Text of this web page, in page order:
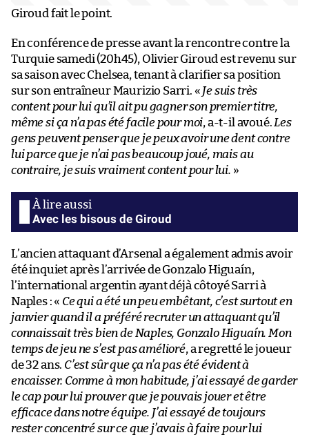
Giroud fait le point.
En conférence de presse avant la rencontre contre la
Turquie samedi (20h45), Olivier Giroud est revenu sur
sa saison avec Chelsea, tenant à clarifier sa position
sur son entraîneur Maurizio Sarri. « Je suis très
content pour lui qu’il ait pu gagner son premier titre,
même si ça n’a pas été facile pour moi, a-t-il avoué. Les
gens peuvent penser que je peux avoir une dent contre
lui parce que je n’ai pas beaucoup joué, mais au
contraire, je suis vraiment content pour lui. »
Avec les bisous de Giroud
L’ancien attaquant d’Arsenal a également admis avoir
été inquiet après l’arrivée de Gonzalo Higuaín,
l’international argentin ayant déjà côtoyé Sarri à
Naples : « Ce qui a été un peu embêtant, c’est surtout en
janvier quand il a préféré recruter un attaquant qu’il
connaissait très bien de Naples, Gonzalo Higuaín. Mon
temps de jeu ne s’est pas amélioré, a regretté le joueur
de 32 ans. C’est sûr que ça n’a pas été évident à
encaisser. Comme à mon habitude, j’ai essayé de garder
le cap pour lui prouver que je pouvais jouer et être
efficace dans notre équipe. J’ai essayé de toujours
rester concentré sur ce que j’avais à faire pour lui